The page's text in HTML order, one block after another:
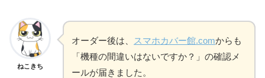
ねこきち
オーダー後は、 スマホカバー館.comからも
「機種の間違いはないですか？」の確認メ
ールが届きました。